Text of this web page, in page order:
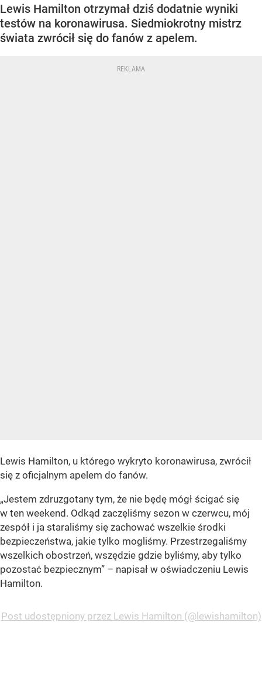
Lewis Hamilton otrzymał dziś dodatnie wyniki
testów na koronawirusa. Siedmiokrotny mistrz
świata zwrócił się do fanów z apelem.
Lewis Hamilton, u którego wykryto koronawirusa, zwrócił
się z oficjalnym apelem do fanów.
„Jestem zdruzgotany tym, że nie będę mógł ścigać się
w ten weekend. Odkąd zaczęliśmy sezon w czerwcu, mój
zespół i ja staraliśmy się zachować wszelkie środki
bezpieczeństwa, jakie tylko mogliśmy. Przestrzegaliśmy
wszelkich obostrzeń, wszędzie gdzie byliśmy, aby tylko
pozostać bezpiecznym” – napisał w oświadczeniu Lewis
Hamilton.
Post udostępniony przez Lewis Hamilton (@lewishamilton)